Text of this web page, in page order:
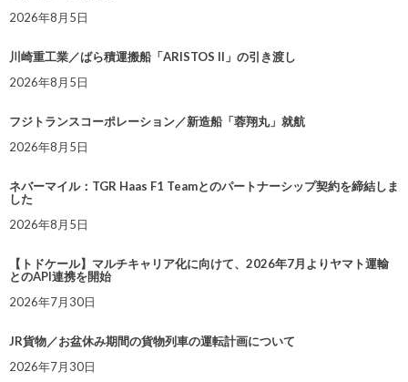
2026年8月5日
川崎重工業／ばら積運搬船「ARISTOS II」の引き渡し
2026年8月5日
フジトランスコーポレーション／新造船「蓉翔丸」就航
2026年8月5日
ネバーマイル：TGR Haas F1 Teamとのパートナーシップ契約を締結しま
した
2026年8月5日
【トドケール】マルチキャリア化に向けて、2026年7月よりヤマト運輸
とのAPI連携を開始
2026年7月30日
JR貨物／お盆休み期間の貨物列車の運転計画について
2026年7月30日